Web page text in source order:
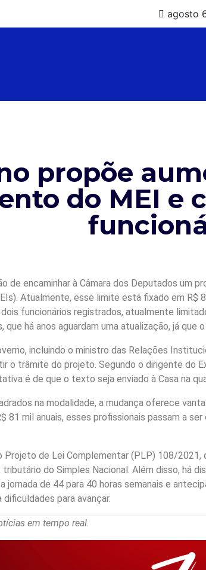
agosto
propõe
do MEI e
de encaminhar à Câmara dos Deputados
Atualmente, esse limite está fixado em
funcionários registrados, atualmente
há anos aguardam uma atualização, já que
incluindo o ministro das Relações
o trâmite do projeto. Segundo o dirigente do
é de que o texto seja enviado à Casa na
na modalidade, a mudança oferece
mil anuais, esses profissionais passam a
Projeto de Lei Complementar (PLP) 108/
do Simples Nacional. Além disso, há
jornada de 44 para 40 horas semanais e
para avançar.
em tempo real.